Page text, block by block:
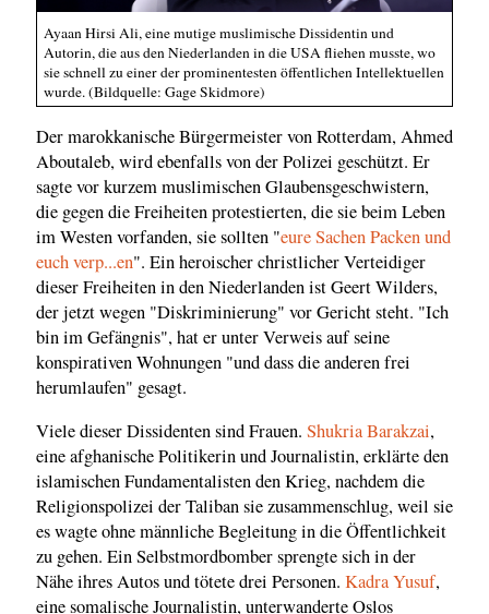
Ayaan Hirsi Ali, eine mutige muslimische Dissidentin und
Autorin, die aus den Niederlanden in die USA fliehen musste, wo
sie schnell zu einer der prominentesten öffentlichen Intellektuellen
wurde. (Bildquelle: Gage Skidmore)
Der marokkanische Bürgermeister von Rotterdam, Ahmed
Aboutaleb, wird ebenfalls von der Polizei geschützt. Er
sagte vor kurzem muslimischen Glaubensgeschwistern,
die gegen die Freiheiten protestierten, die sie beim Leben
im Westen vorfanden, sie sollten "eure Sachen Packen und
euch verp...en". Ein heroischer christlicher Verteidiger
dieser Freiheiten in den Niederlanden ist Geert Wilders,
der jetzt wegen "Diskriminierung" vor Gericht steht. "Ich
bin im Gefängnis", hat er unter Verweis auf seine
konspirativen Wohnungen "und dass die anderen frei
herumlaufen" gesagt.
Viele dieser Dissidenten sind Frauen. Shukria Barakzai,
eine afghanische Politikerin und Journalistin, erklärte den
islamischen Fundamentalisten den Krieg, nachdem die
Religionspolizei der Taliban sie zusammenschlug, weil sie
es wagte ohne männliche Begleitung in die Öffentlichkeit
zu gehen. Ein Selbstmordbomber sprengte sich in der
Nähe ihres Autos und tötete drei Personen. Kadra Yusuf,
eine somalische Journalistin, unterwanderte Oslos